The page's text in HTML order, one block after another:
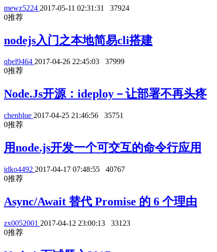
mewz5224 2017-05-11 02:31:31
37924
0推荐
nodejs入门之本地简易cli搭建
qbel9464 2017-04-26 22:45:03
37999
0推荐
Node.Js开源：ideploy－让部署不再头疼
chenblue 2017-04-25 21:46:56
35751
0推荐
用node.js开发一个可交互的命令行应用
idko4492 2017-04-17 07:48:55
40767
0推荐
Async/Await 替代 Promise 的 6 个理由
zx0052001 2017-04-12 23:00:13
33123
0推荐